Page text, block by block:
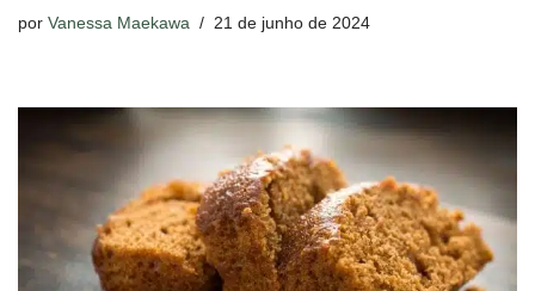
por Vanessa Maekawa 21 de junho de 2024